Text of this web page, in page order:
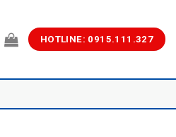
HOTLINE: 0915.111.327